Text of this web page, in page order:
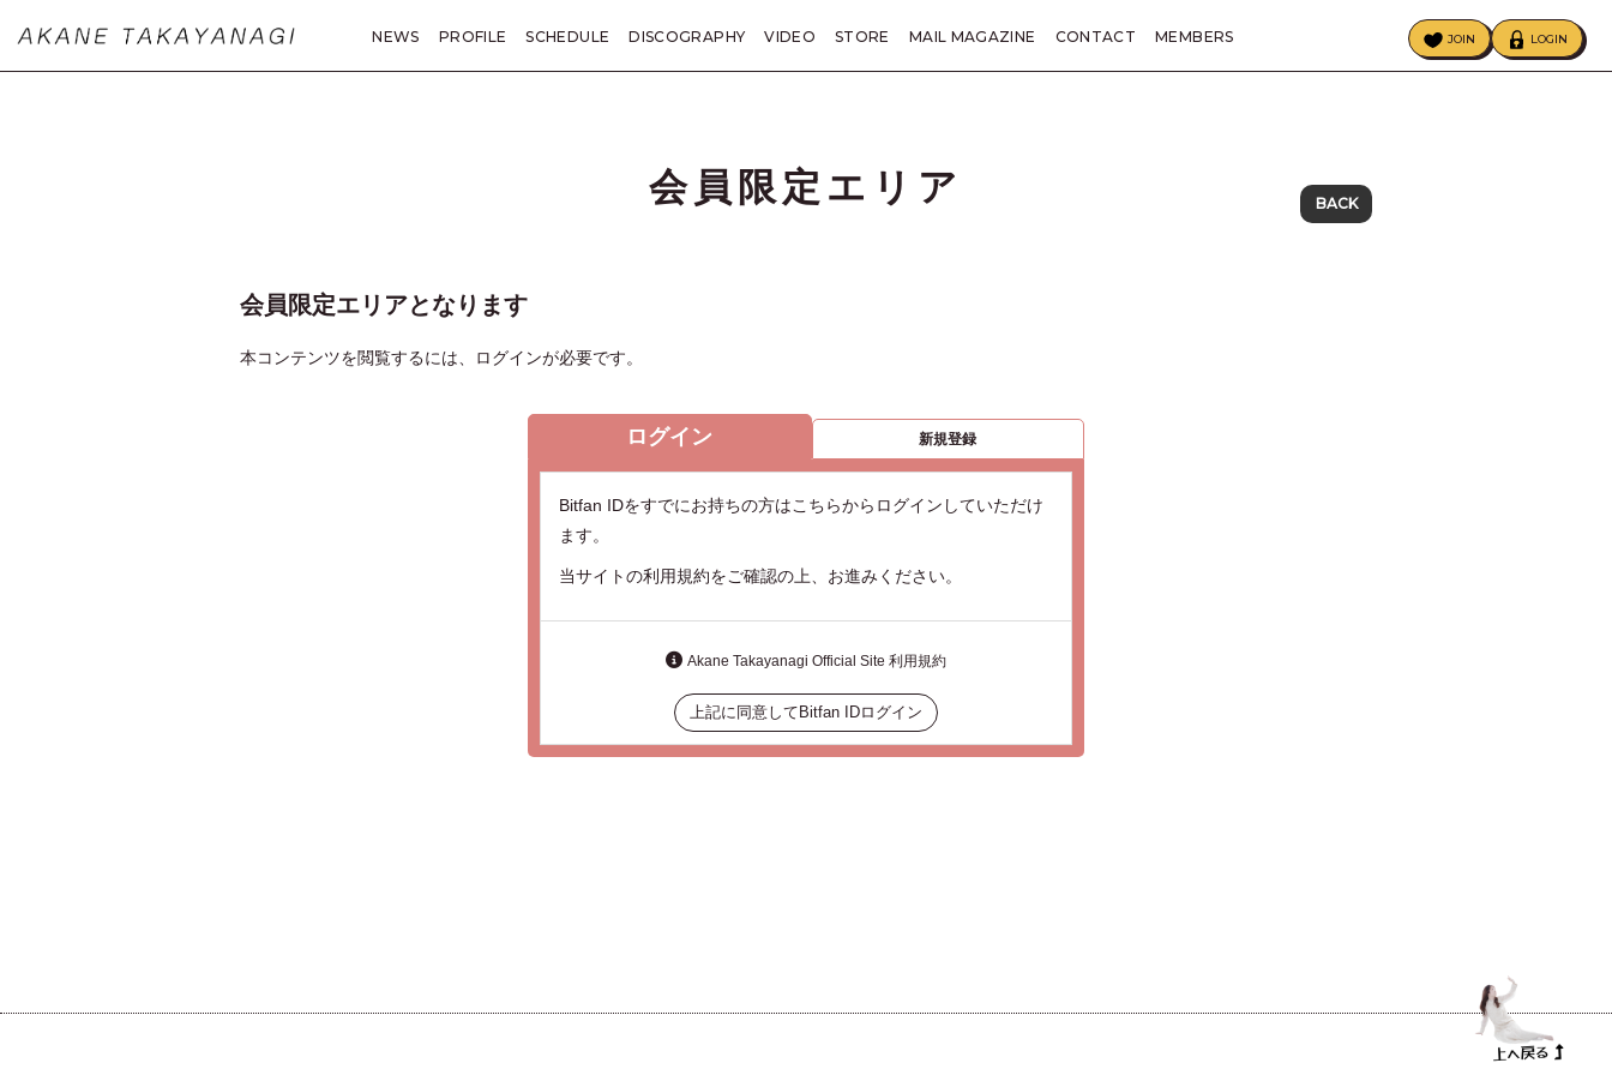
NEWS PROFILE SCHEDULE DISCOGRAPHY VIDEO STORE MAIL MAGAZINE CONTACT MEMBERS JOIN LOGIN
会員限定エリア BACK
会員限定エリアとなります
本コンテンツを閲覧するには、ログインが必要です。
ログイン 新規登録
Bitfan IDをすでにお持ちの方はこちらからログインしていただけ
ます。
当サイトの利用規約をご確認の上、お進みください。
Akane Takayanagi Official Site 利用規約
上記に同意してBitfan IDログイン